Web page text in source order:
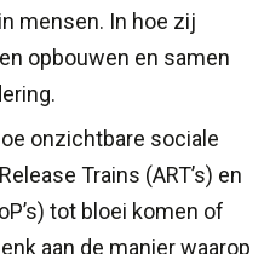
mensen. In hoe zij
opbouwen en samen
onzichtbare sociale
Trains (ART’s) en
tot bloei komen of
aan de manier waarop